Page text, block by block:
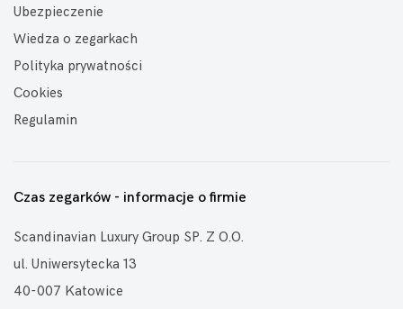
Ubezpieczenie
Wiedza o zegarkach
Polityka prywatności
Cookies
Regulamin
Czas zegarków - informacje o firmie
Scandinavian Luxury Group SP. Z O.O.
ul. Uniwersytecka 13
40-007 Katowice